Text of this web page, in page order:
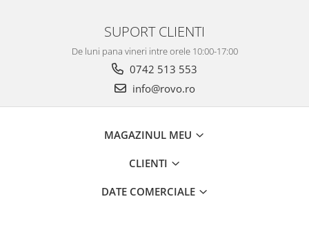
SUPORT CLIENTI
De luni pana vineri intre orele 10:00-17:00
0742 513 553
info@rovo.ro
MAGAZINUL MEU
CLIENTI
DATE COMERCIALE